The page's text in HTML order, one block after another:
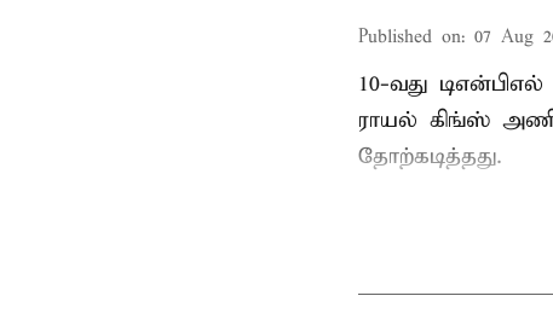
Published on: 07 Aug
10-வது
ராயல் கிங்ஸ் அணி
தோற்கடித்தது.